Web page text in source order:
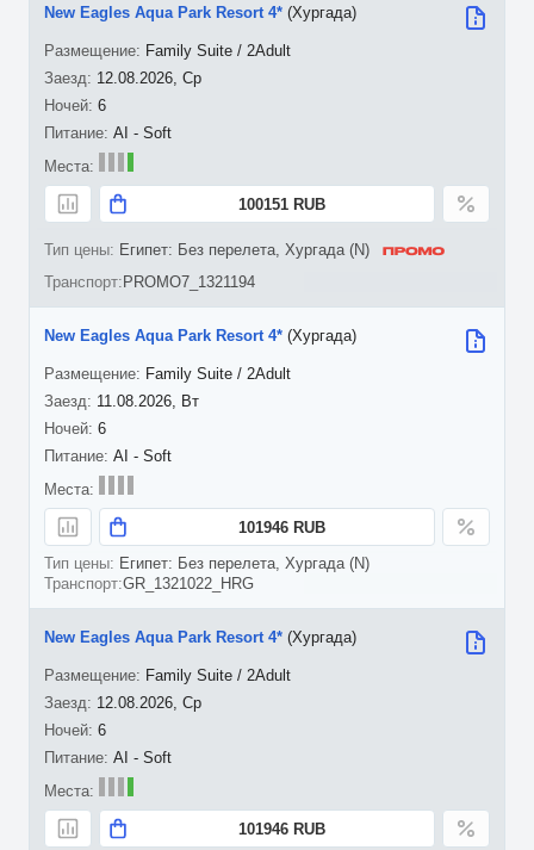
12.08.2026, Ср
6
New Eagles Aqua Park Resort 4* (Хургада)
Family Suite / 2Adult
AI - Soft
100151 RUB
Египет: Без перелета, Хургада (N)
PROMO7_1321194
11.08.2026, Вт
6
New Eagles Aqua Park Resort 4* (Хургада)
Family Suite / 2Adult
AI - Soft
101946 RUB
Египет: Без перелета, Хургада (N)
GR_1321022_HRG
12.08.2026, Ср
6
New Eagles Aqua Park Resort 4* (Хургада)
Family Suite / 2Adult
AI - Soft
101946 RUB